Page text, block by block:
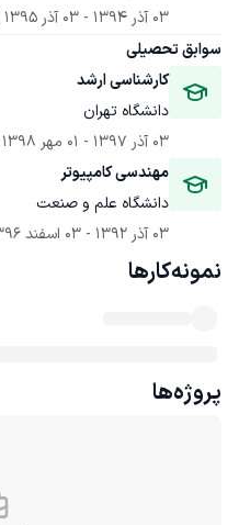
03 آذر 1394
- 03 آذر 1395
سوابق تحصیلی
کارشناسی ارشد
دانشگاه تهران
03 آذر 1397
- 01 مهر 1398
مهندسی کامپیوتر
دانشگاه علم و صنعت
03 آذر 1392
- 03 اسفند 1396
نمونه‌کارها
پروژه‌ها